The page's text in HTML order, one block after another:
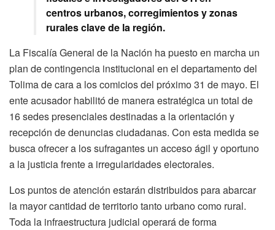
centros urbanos, corregimientos y zonas
rurales clave de la región.
La Fiscalía General de la Nación ha puesto en marcha un
plan de contingencia institucional en el departamento del
Tolima de cara a los comicios del próximo 31 de mayo. El
ente acusador habilitó de manera estratégica un total de
16 sedes presenciales destinadas a la orientación y
recepción de denuncias ciudadanas. Con esta medida se
busca ofrecer a los sufragantes un acceso ágil y oportuno
a la justicia frente a irregularidades electorales.
Los puntos de atención estarán distribuidos para abarcar
la mayor cantidad de territorio tanto urbano como rural.
Toda la infraestructura judicial operará de forma